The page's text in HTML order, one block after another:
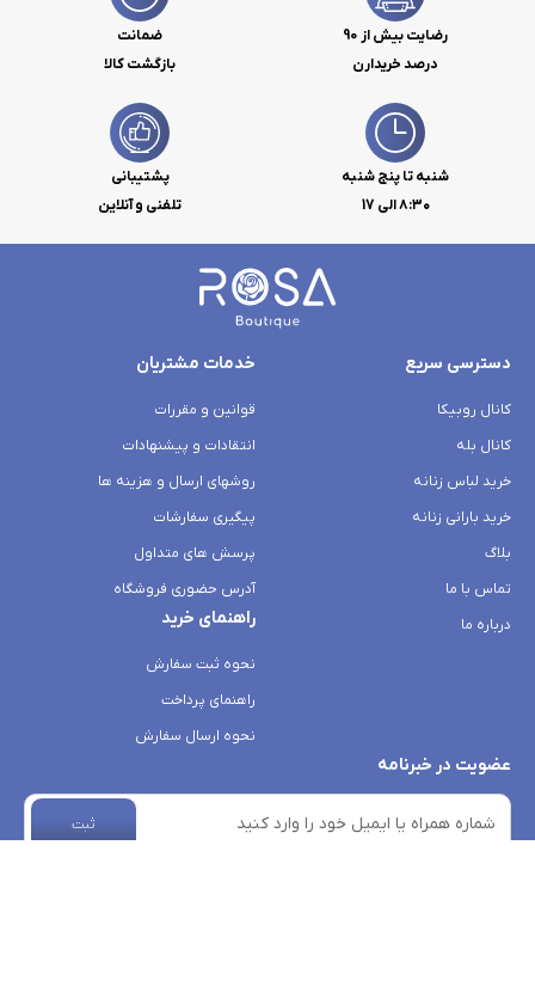
رضایت بیش از 90
درصد خریدارن
ضمانت
بازگشت کالا
شنبه تا پنج شنبه
۸:۳۰ الی 17
پشتیبانی
تلفنی و آنلاین
دسترسی سریع
کانال روبیکا
کانال بله
خرید لباس زنانه
خرید بارانی زنانه
بلاگ
تماس با ما
درباره ما
خدمات مشتریان
قوانین و مقررات
انتقادات و پیشنهادات
روشهای ارسال و هزینه ها
پیگیری سفارشات
پرسش های متداول
آدرس حضوری فروشگاه
راهنمای خرید
نحوه ثبت سفارش
راهنمای پرداخت
نحوه ارسال سفارش
عضویت در خبرنامه
ثبت